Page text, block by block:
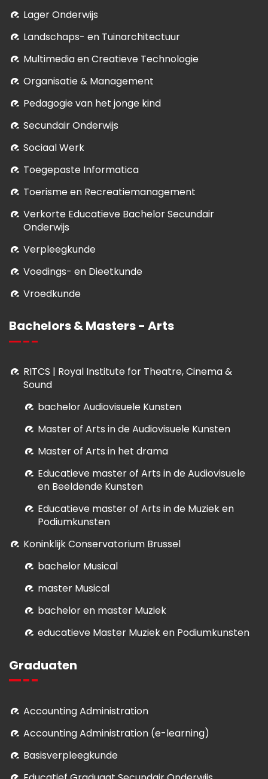
Lager Onderwijs
Landschaps- en Tuinarchitectuur
Multimedia en Creatieve Technologie
Organisatie & Management
Pedagogie van het jonge kind
Secundair Onderwijs
Sociaal Werk
Toegepaste Informatica
Toerisme en Recreatiemanagement
Verkorte Educatieve Bachelor Secundair
Onderwijs
Verpleegkunde
Voedings- en Dieetkunde
Vroedkunde
Bachelors & Masters - Arts
RITCS | Royal Institute for Theatre, Cinema &
Sound
bachelor Audiovisuele Kunsten
Master of Arts in de Audiovisuele Kunsten
Master of Arts in het drama
Educatieve master of Arts in de Audiovisuele
en Beeldende Kunsten
Educatieve master of Arts in de Muziek en
Podiumkunsten
Koninklijk Conservatorium Brussel
bachelor Musical
master Musical
bachelor en master Muziek
educatieve Master Muziek en Podiumkunsten
Graduaten
Accounting Administration
Accounting Administration (e-learning)
Basisverpleegkunde